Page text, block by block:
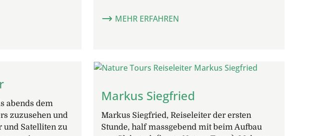
MEHR ERFAHREN
abends dem
zuzusehen und
und Satelliten zu
Markus Siegfried
Markus Siegfried, Reiseleiter der ersten
Stunde, half massgebend mit beim Aufbau